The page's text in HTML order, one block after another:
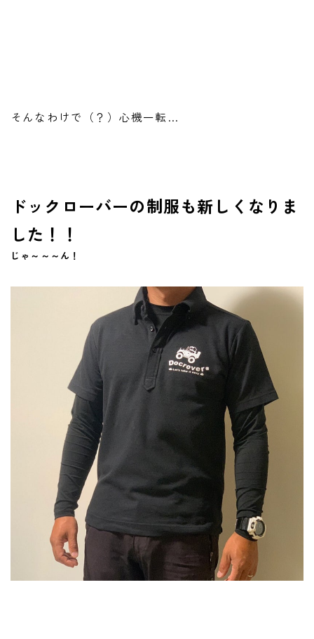
そんなわけで（？）心機一転…
ドックローバーの制服も新しくなりま
した！！
じゃ～～～ん！